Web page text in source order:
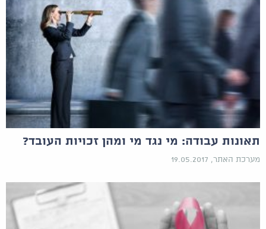
תאונות עבודה: מי נגד מי ומהן זכויות העובד?
מערכת האתר, 19.05.2017